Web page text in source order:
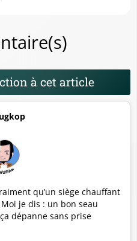
à cet article
qu’un siège chauffant
je dis : un bon seau
dépanne sans prise